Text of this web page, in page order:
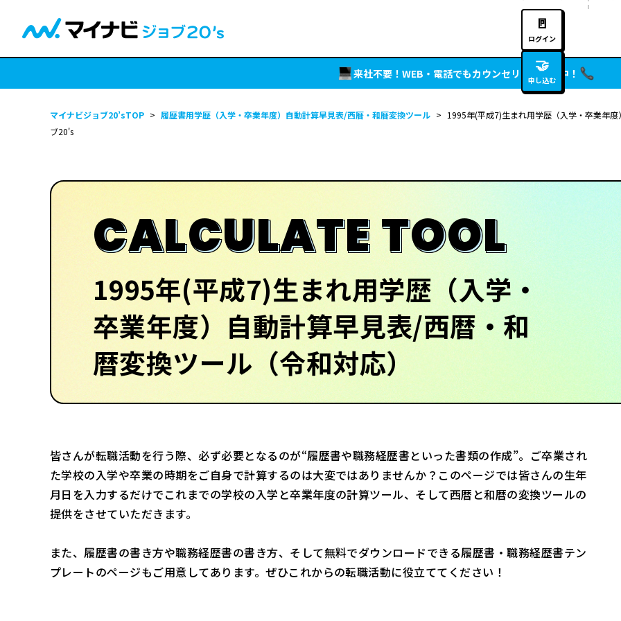
🚪
ログイン
🤝
申し込む
来社不要！WEB・電話でもカウンセリング実施中！
マイナビジョブ20’sTOP > 履歴書用学歴（入学・卒業年度）自動計算早見表/西暦・和暦変換ツール > 1995年(平成7)生まれ用学歴（入学・卒業年
ブ20's
CALCULATE TOOL
1995年(平成7)生まれ用学歴（入学・
卒業年度）自動計算早見表/西暦・和
暦変換ツール（令和対応）
皆さんが転職活動を行う際、必ず必要となるのが“履歴書や職務経歴書といった書類の作成”。ご卒業され
た学校の入学や卒業の時期をご自身で計算するのは大変ではありませんか？このページでは皆さんの生年
月日を入力するだけでこれまでの学校の入学と卒業年度の計算ツール、そして西暦と和暦の変換ツールの
提供をさせていただきます。
また、履歴書の書き方や職務経歴書の書き方、そして無料でダウンロードできる履歴書・職務経歴書テン
プレートのページもご用意してあります。ぜひこれからの転職活動に役立ててください！